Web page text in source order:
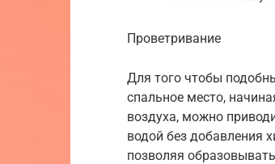
Проветривание
Для того чтобы
спальное место,
воздуха, можно
водой без добавления
позволяя